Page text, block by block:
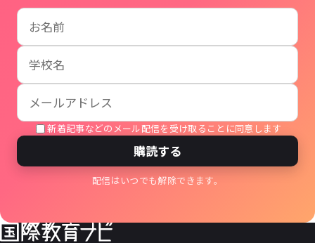
お名前
学校名
メールアドレス
新着記事などのメール配信を受け取ることに同意します
購読する
配信はいつでも解除できます。